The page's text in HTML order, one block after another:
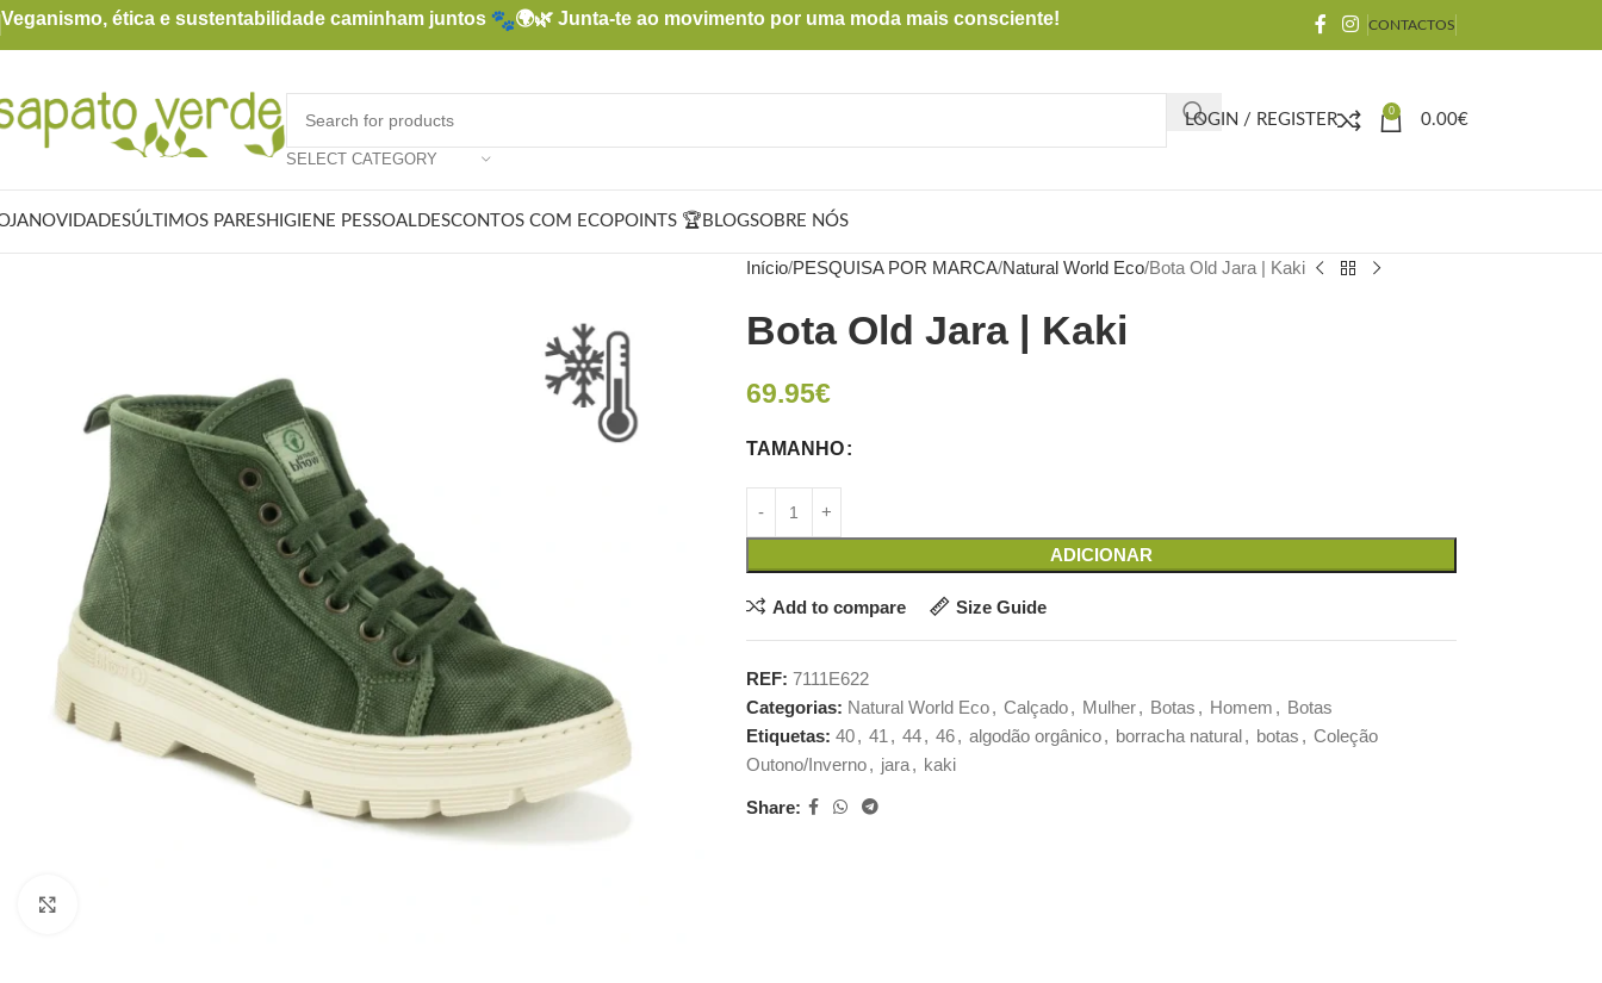
Veganismo, ética e sustentabilidade caminham juntos 🌍🌿 Junta-te ao movimento por uma moda mais consciente! CONTACTOS
SELECT CATEGORY
LOGIN / REGISTER
0
0.00€
NOVIDADESÚLTIMOS PARESHIGIENE PESSOALDESCONTOS COM ECOPOINTS 🏆 BLOGSOBRE NÓS
Início PESQUISA POR MARCA Natural World Eco Bota Old Jara | Kaki
Bota Old Jara | Kaki
69.95€
TAMANHO
ADICIONAR
Add to compare Size Guide
REF: 7111E622
Categorias: Natural World Eco, Calçado, Mulher, Botas , Homem , Botas
Etiquetas: 40, 41 , 44, 46, algodão orgânico, borracha natural, botas , Coleção
Outono/Inverno, jara, kaki
Share: